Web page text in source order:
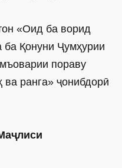
«Оид ба ворид
ба Қонуни Ҷумҳурии
пораву
ва ранга» ҷонибдорӣ